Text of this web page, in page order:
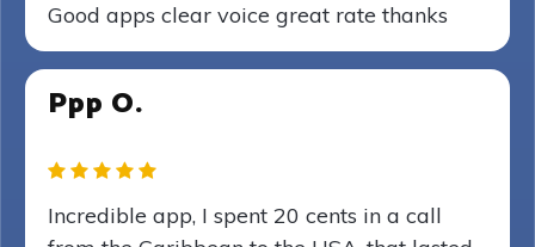
Good apps clear voice great rate thanks
Ppp O.
Incredible app, I spent 20 cents in a call